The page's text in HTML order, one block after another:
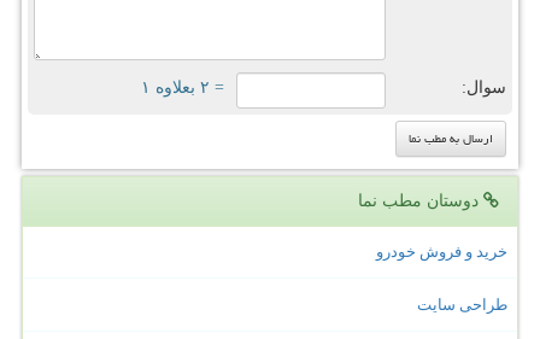
سوال: = ۲ بعلاوه ۱
دوستان مطب نما
خرید و فروش خودرو
طراحی سایت